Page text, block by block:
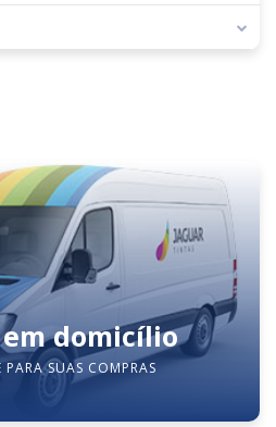
domicílio
PARA SUAS COMPRAS